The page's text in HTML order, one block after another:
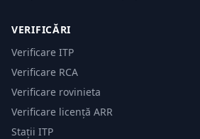
VERIFICĂRI
Verificare ITP
Verificare RCA
Verificare rovinieta
Verificare licență ARR
Stații ITP